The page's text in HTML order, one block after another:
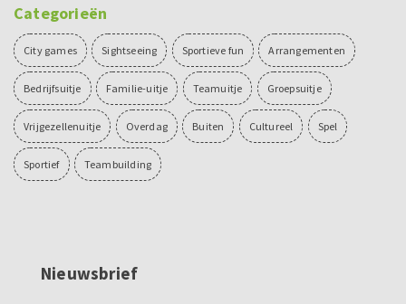
Categorieën
City games Sightseeing Sportieve fun Arrangementen
Bedrijfsuitje Familie-uitje Teamuitje Groepsuitje
Vrijgezellenuitje Overdag Buiten Cultureel Spel
Sportief Teambuilding
Nieuwsbrief